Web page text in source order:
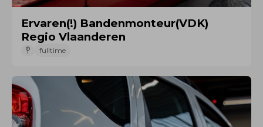
Ervaren(!) Bandenmonteur(VDK)
Regio Vlaanderen
fulltime